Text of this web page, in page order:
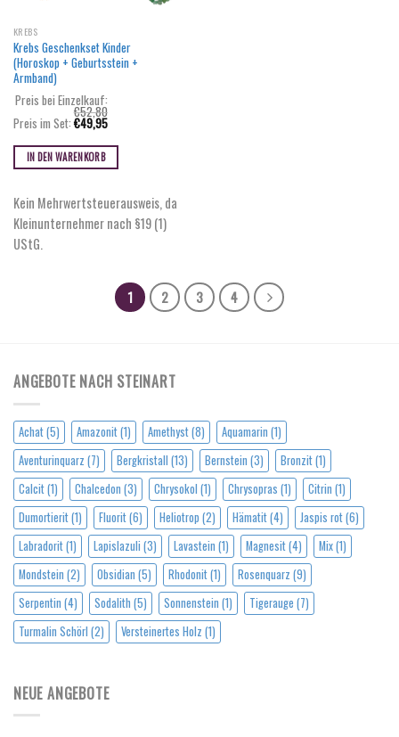
KREBS
Krebs Geschenkset Kinder
(Horoskop + Geburtsstein +
Armband)
Preis bei Einzelkauf:
€52,80
Ursprünglicher
Preis
war:
€52,80
Preis im Set:€49,95Aktueller
Preis
ist:
IN DEN WARENKORB
Kein Mehrwertsteuerausweis, da
Kleinunternehmer nach §19 (1)
UStG.
1 2 3 4
ANGEBOTE NACH STEINART
Achat(5) Amazonit(1) Amethyst(8) Aquamarin (1)
Aventurinquarz (7) Bergkristall (13) Bernstein (3) Bronzit(1)
Calcit(1) Chalcedon (3) Chrysokol (1) Chrysopras (1) Citrin (1)
Dumortierit(1) Fluorit(6) Heliotrop (2) Hämatit(4) Jaspis rot(6)
Labradorit(1) Lapislazuli (3) Lavastein (1) Magnesit(4) Mix(1)
Mondstein (2) Obsidian (5) Rhodonit(1) Rosenquarz (9)
Serpentin (4) Sodalith (5) Sonnenstein (1) Tigerauge (7)
Turmalin Schörl (2) Versteinertes Holz (1)
NEUE ANGEBOTE